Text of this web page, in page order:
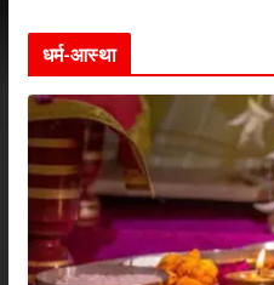
धर्म-आस्था